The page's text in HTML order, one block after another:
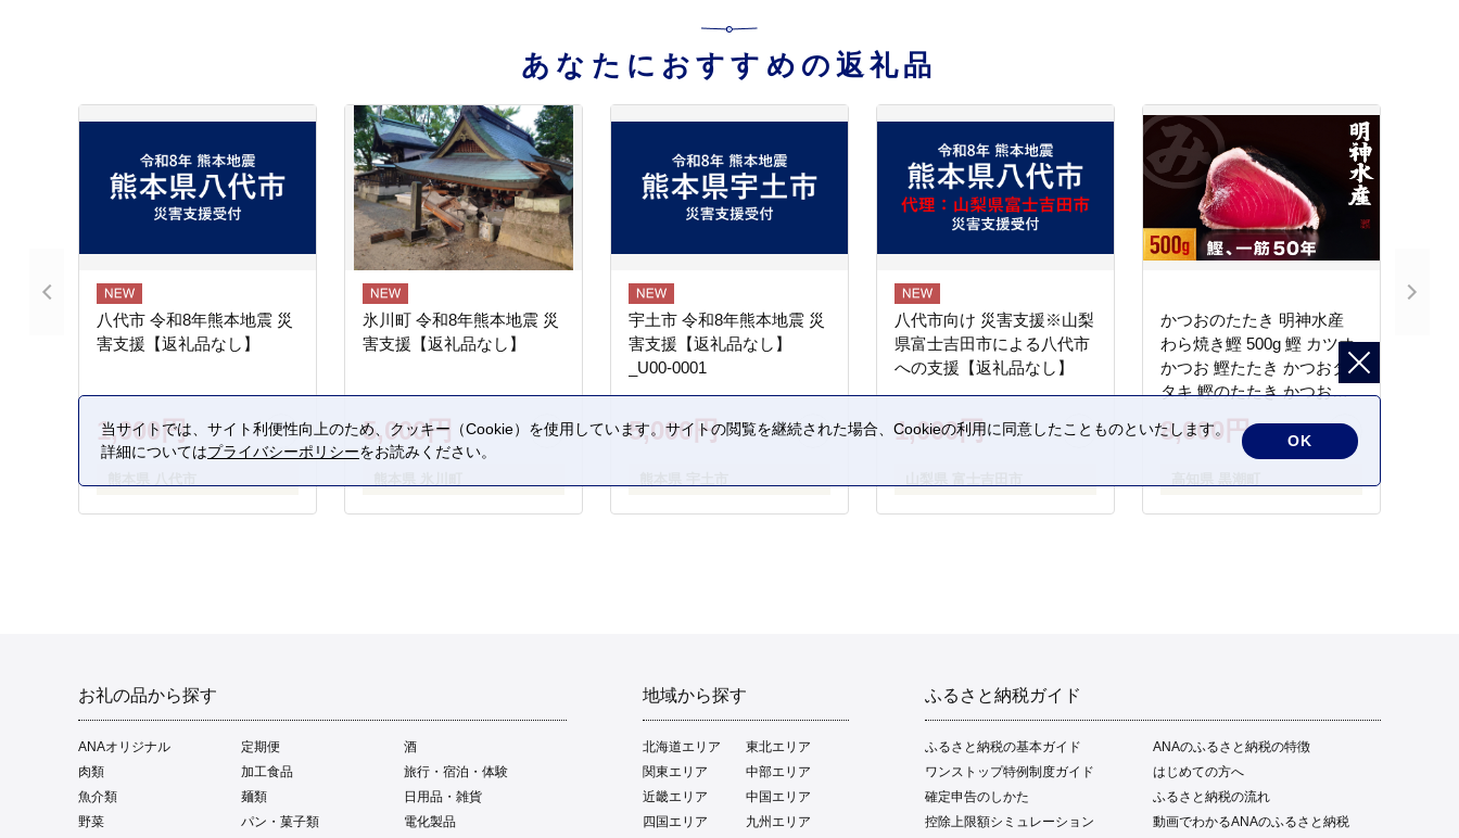
あなたにおすすめの返礼品
八代市 令和8年熊本地震 災
害支援【返礼品なし】
1,000円
氷川町 令和8年熊本地震 災
害支援【返礼品なし】
5,000円
宇土市 令和8年熊本地震 災
害支援【返礼品なし】
_U00-0001
5,000円
八代市向け 災害支援※山梨
県富士吉田市による八代市
への支援【返礼品なし】
1,000円
かつおのたたき 明神水産
わら焼き鰹 500g 鰹 カツオ
かつお 鰹たたき かつおタ
タキ 鰹のたたき かつおの
タタキ 藁焼き わら焼き 魚
さかな 海鮮 刺身 お刺身 冷
凍 ご家庭用 グルメ 特産品
ご当地 本場 高知 黒潮町 ギ
フト 贈答品 人気 返礼品 ふ
8,000円
お礼の品から探す
ANAオリジナル 定期便
酒
肉類
加工食品
旅行・宿泊・体験
魚介類
麺類
日用品・雑貨
野菜
パン・菓子類 電化製品
地域から探す
北海道エリア
東北エリア
関東エリア
中部エリア
近畿エリア
中国エリア
四国エリア
九州エリア
ふるさと納税ガイド
ふるさと納税の基本ガイド
ANAのふるさと納税の特徴
ワンストップ特例制度ガイド
はじめての方へ
確定申告のしかた
ふるさと納税の流れ
控除上限額シミュレーション
動画でわかるANAのふるさと納税
当サイトでは、サイト利便性向上のため、クッキー（Cookie）を使用しています。サイトの閲覧を継続された場合、Cookieの利用に同意したことものといたします。
詳細についてはプライバシーポリシーをお読みください。
OK